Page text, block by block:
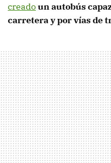
creadoun autobús
carretera y por vías de